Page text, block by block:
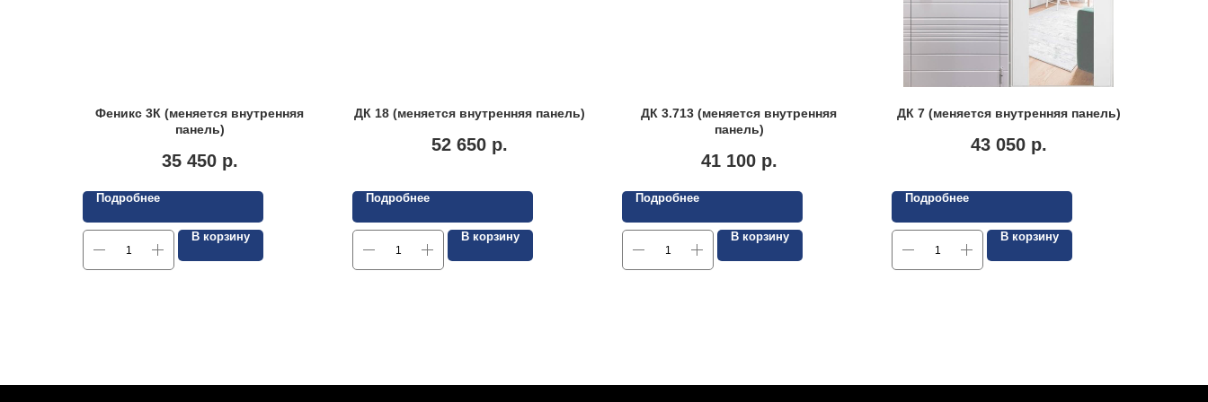
Феникс 3К (меняется внутренняя
панель)
35 450 р.
Подробнее
В корзину
ДК 18 (меняется внутренняя панель)
52 650 р.
Подробнее
В корзину
ДК 3.713 (меняется внутренняя
панель)
41 100 р.
Подробнее
В корзину
ДК 7 (меняется внутренняя панель)
43 050 р.
Подробнее
В корзину